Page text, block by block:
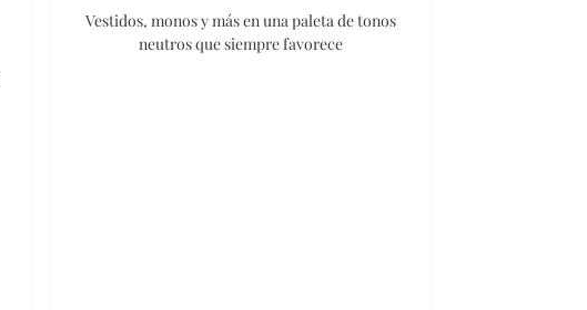
Vestidos, monos y más en una paleta de tonos
neutros que siempre favorece